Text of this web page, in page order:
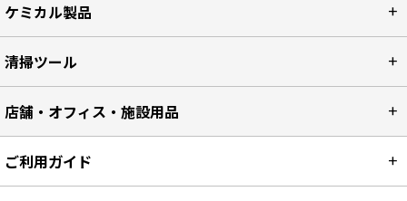
ケミカル製品
清掃ツール
店舗・オフィス・施設用品
ご利用ガイド